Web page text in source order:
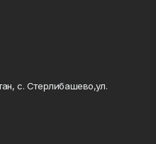
c. Стерлибашево,ул.